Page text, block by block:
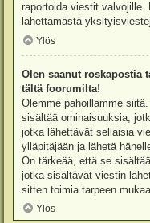
raportoida viestit valvojille.
lähettämästä
Ylös
Olen saanut roskapostia
tältä foorumilta!
Olemme pahoillamme
sisältää ominaisuuksia,
jotka lähettävät sellaisia
ylläpitäjään ja lähetä
On tärkeää, että se
jotka sisältävät viestin
sitten toimia tarpeen
Ylös